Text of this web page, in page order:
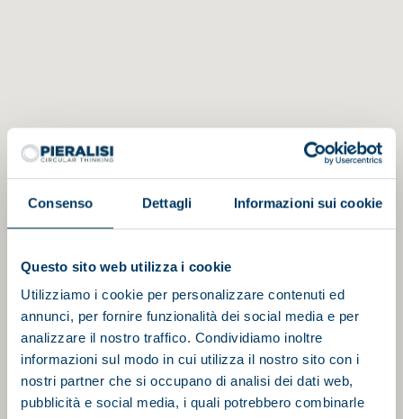
Consenso Dettagli Informazioni sui cookie
Questo sito web utilizza i cookie
Utilizziamo i cookie per personalizzare contenuti ed
annunci, per fornire funzionalità dei social media e per
analizzare il nostro traffico. Condividiamo inoltre
informazioni sul modo in cui utilizza il nostro sito con i
nostri partner che si occupano di analisi dei dati web,
pubblicità e social media, i quali potrebbero combinarle